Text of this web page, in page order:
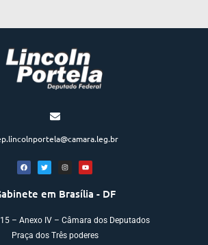
em Brasília - DF
– Anexo IV – Câmara dos Deputados
Praça dos Três poderes